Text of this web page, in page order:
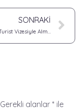
SONRAKI
Gerekli alanlar * ile